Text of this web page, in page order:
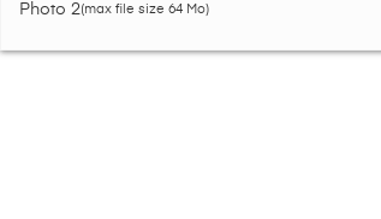
Photo 2(max file size 64 Mo)